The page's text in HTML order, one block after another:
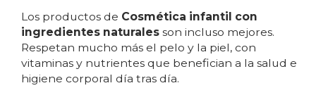
Los productos de Cosmética infantil con
ingredientes naturales son incluso mejores.
Respetan mucho más el pelo y la piel, con
vitaminas y nutrientes que benefician a la salud e
higiene corporal día tras día.